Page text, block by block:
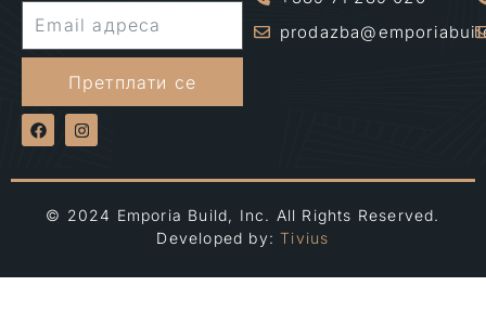
Претплати се
© 2024 Emporia Build, Inc. All Rights Reserved.
Developed by:Tivius